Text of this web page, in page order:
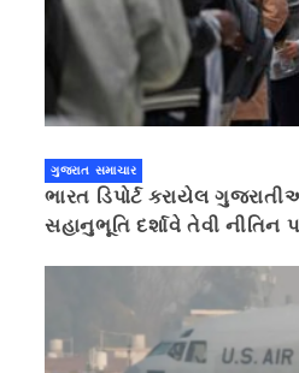
ગુજરાત સમાચાર
ભારત ડિપોર્ટ કરાયેલ
સહાનુભૂતિ દર્શાવે તેવી નીતિન